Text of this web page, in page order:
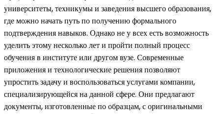
университеты, техникумы и заведения высшего образования,
где можно начать путь по получению формального
подтверждения навыков. Однако не у всех есть возможность
уделить этому несколько лет и пройти полный процесс
обучения в институте или другом вузе. Современные
приложения и технологические решения позволяют
упростить задачу и воспользоваться услугами компании,
специализирующейся на данной сфере. Они предлагают
документы, изготовленные по образцам, с оригинальными